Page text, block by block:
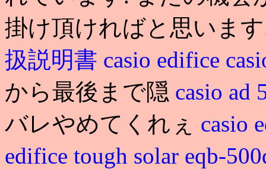
掛け頂ければと思いま
扱説明書 casio edifice
から最後まで隠 casio ad
バレやめてくれぇ casio
edifice tough solar eqb-